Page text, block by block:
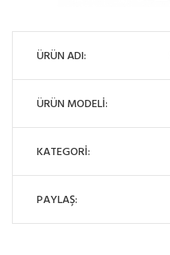
ÜRÜN ADI:
ÜRÜN MODELİ:
KATEGORİ:
PAYLAŞ: